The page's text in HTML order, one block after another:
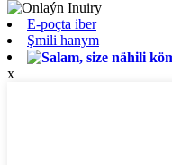
E-poçta iber
Şmili ​​hanym
x